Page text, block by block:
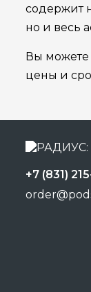
содержит
но и весь
Вы можете
цены и
+7 (831)